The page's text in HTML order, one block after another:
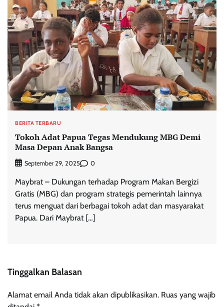
BERITA TERBARU
Tokoh Adat Papua Tegas Mendukung MBG Demi
Masa Depan Anak Bangsa
September 29, 2025 0
Maybrat – Dukungan terhadap Program Makan Bergizi
Gratis (MBG) dan program strategis pemerintah lainnya
terus menguat dari berbagai tokoh adat dan masyarakat
Papua. Dari Maybrat […]
Tinggalkan Balasan
Alamat email Anda tidak akan dipublikasikan. Ruas yang wajib